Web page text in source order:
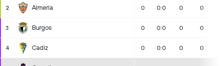
2 Almeria 0 0:0 0 0
3 Burgos 0 0:0 0 0
4 Cadiz 0 0:0 0 0